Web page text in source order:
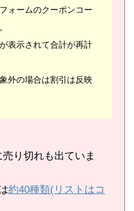
ォームのクーポンコー
表示されて合計が再計
外の場合は割引は反映
り切れも出ていま
約40種類(リストはコ